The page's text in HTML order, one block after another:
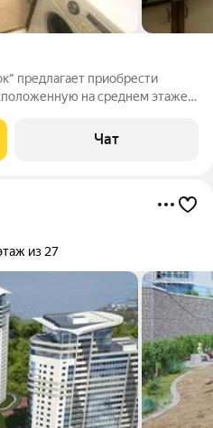
предлагает приобрести
на среднем этаже
моря. Квартира очень
Чат
из 27